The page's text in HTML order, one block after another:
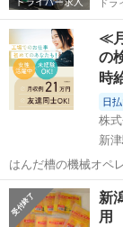
ド
≪
の
時
日
株
新
はんだ槽の機械オペ
勤OK＆無料駐車場
日払いOK！《千葉県佐倉市》 人気の工場のお
新潟 新潟市
新
用